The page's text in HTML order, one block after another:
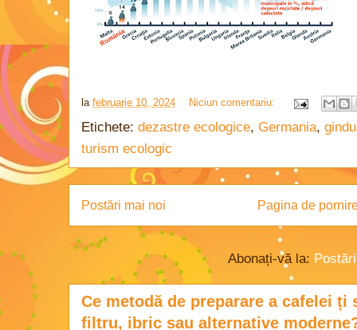
la februarie 10, 2024 Niciun comentariu:
Etichete: dezastre ecologice, Germania,
turism ecologic
Postări mai noi Pagina de
Abonați-vă la:
Ce metodă de preparare a cafelei
filtru, ibric sau alternative